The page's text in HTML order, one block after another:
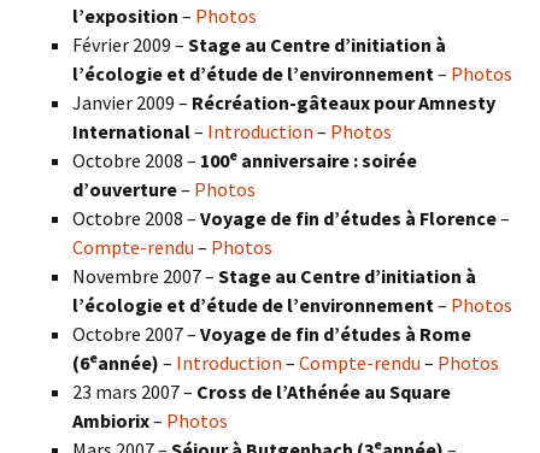
l’exposition – Photos
Février 2009 – Stage au Centre d’initiation à
l’écologie et d’étude de l’environnement – Photos
Janvier 2009 – Récréation-gâteaux pour Amnesty
International– Introduction – Photos
Octobre 2008 – 100e anniversaire : soirée
d’ouverture– Photos
Octobre 2008 – Voyage de fin d’études à Florence–
Compte-rendu – Photos
Novembre 2007 – Stage au Centre d’initiation à
l’écologie et d’étude de l’environnement – Photos
Octobre 2007 – Voyage de fin d’études à Rome
(6eannée) – Introduction – Compte-rendu – Photos
23 mars 2007 – Cross de l’Athénée au Square
Ambiorix– Photos
e